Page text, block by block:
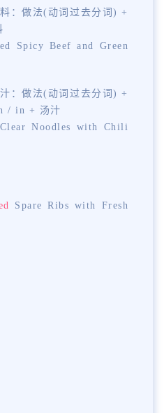
：做法(动词过去分词) +
Spicy Beef and Green
：做法(动词过去分词) +
/ in + 汤汁
Noodles with Chili
Spare Ribs with Fresh